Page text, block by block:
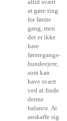
altid svært
at gøre ting
for første
gang, men
det er ikke
bare
førstegangs-
hundeejere,
som kan
have svært
ved at finde
denne
balance. At
anskaffe sig